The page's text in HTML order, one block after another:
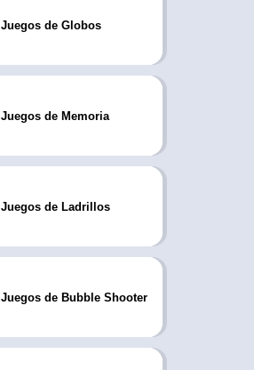
Juegos de Globos
Juegos de Memoria
Juegos de Ladrillos
Juegos de Bubble Shooter